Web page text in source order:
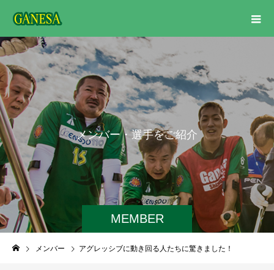
MEMBER
メンバー・選手をご紹介
メンバー アグレッシブに動き回る人たちに驚きました！